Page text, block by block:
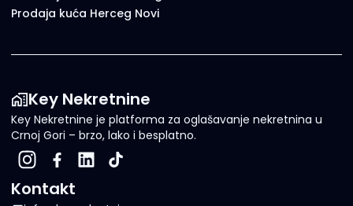
Prodaja kuća Herceg Novi
Key Nekretnine
Key Nekretnine je platforma za oglašavanje nekretnina u
Crnoj Gori – brzo, lako i besplatno.
Kontakt